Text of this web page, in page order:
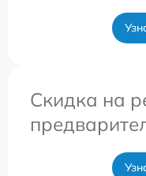
Скидка на